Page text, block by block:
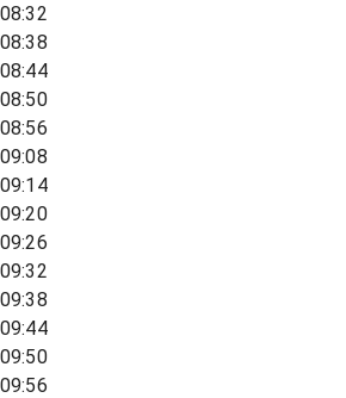
08:32
08:38
08:44
08:50
08:56
09:08
09:14
09:20
09:26
09:32
09:38
09:44
09:50
09:56